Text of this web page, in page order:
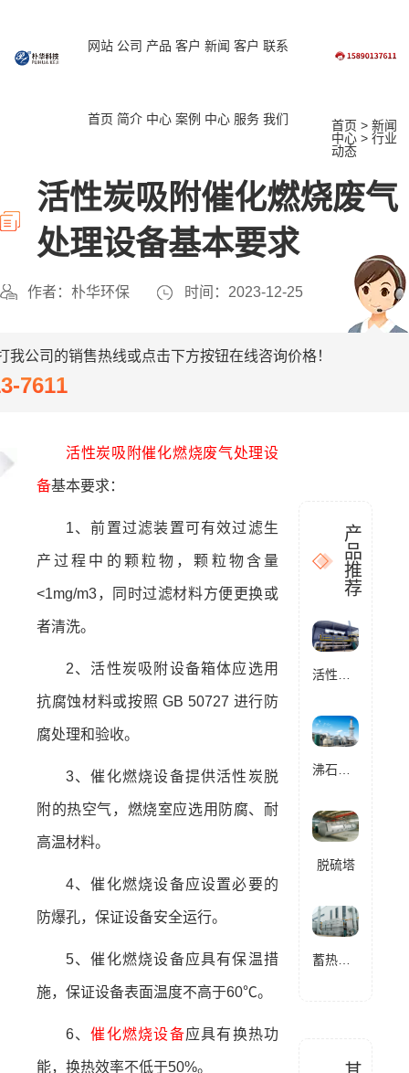
网站
首页
公司
简介
产品
中心
客户
案例
新闻
中心
客户
服务
联系
我们 首页 >新闻
中心 >行业
动态
活性炭吸附催化燃烧废气
处理设备基本要求
作者：朴华环保 时间：2023-12-25
公司的销售热线或点击下方按钮在线咨询价格！
7611
活性炭吸附催化燃烧废气处理设
备基本要求：
1、前置过滤装置可有效过滤生
产过程中的颗粒物，颗粒物含量
<1mg/m3，同时过滤材料方便更换或
者清洗。
2、活性炭吸附设备箱体应选用
抗腐蚀材料或按照 GB 50727 进行防
腐处理和验收。
3、催化燃烧设备提供活性炭脱
附的热空气，燃烧室应选用防腐、耐
高温材料。
4、催化燃烧设备应设置必要的
防爆孔，保证设备安全运行。
5、催化燃烧设备应具有保温措
施，保证设备表面温度不高于60℃。
6、催化燃烧设备应具有换热功
能，换热效率不低于50%。
产
品
推
荐
脱硫塔